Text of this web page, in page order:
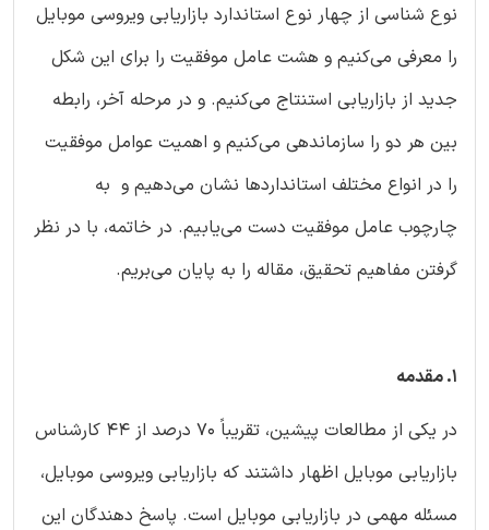
نوع شناسی از چهار نوع استاندارد بازاریابی ویروسی موبایل
را معرفی می‌کنیم و هشت عامل موفقیت را برای این شکل
جدید از بازاریابی استنتاج می‌کنیم. و در مرحله آخر، رابطه
بین هر دو را سازماندهی می‌کنیم و اهمیت عوامل موفقیت
را در انواع مختلف استانداردها نشان می‌دهیم و به
چارچوب عامل موفقیت دست می‌یابیم. در خاتمه، با در نظر
گرفتن مفاهیم تحقیق، مقاله را به پایان می‌بریم.
1. مقدمه
در یکی از مطالعات پیشین، تقریباً 70 درصد از 44 کارشناس
بازاریابی موبایل اظهار داشتند که بازاریابی ویروسی موبایل،
مسئله مهمی در بازاریابی موبایل است. پاسخ دهندگان این